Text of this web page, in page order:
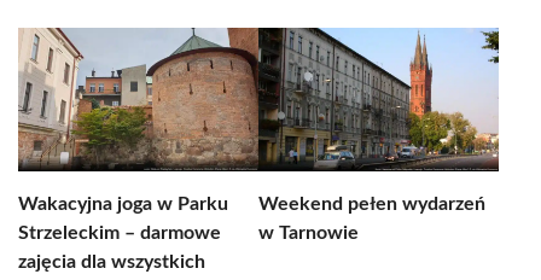
Wakacyjna joga w Parku
Strzeleckim – darmowe
zajęcia dla wszystkich
Weekend pełen wydarzeń
w Tarnowie